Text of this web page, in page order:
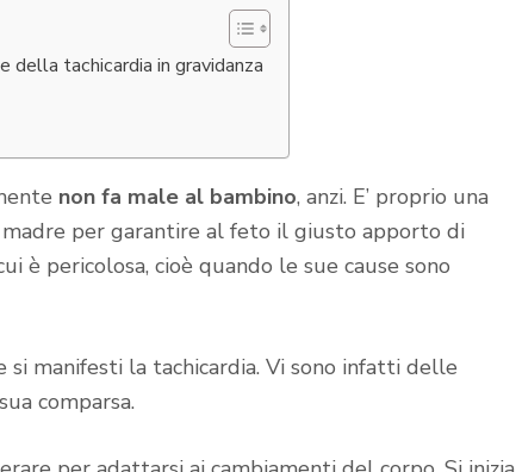
della tachicardia in gravidanza
non fa male al bambino, anzi. E’ proprio una
per garantire al feto il giusto apporto di
è pericolosa, cioè quando le sue cause sono
si manifesti la tachicardia. Vi sono infatti delle
comparsa.